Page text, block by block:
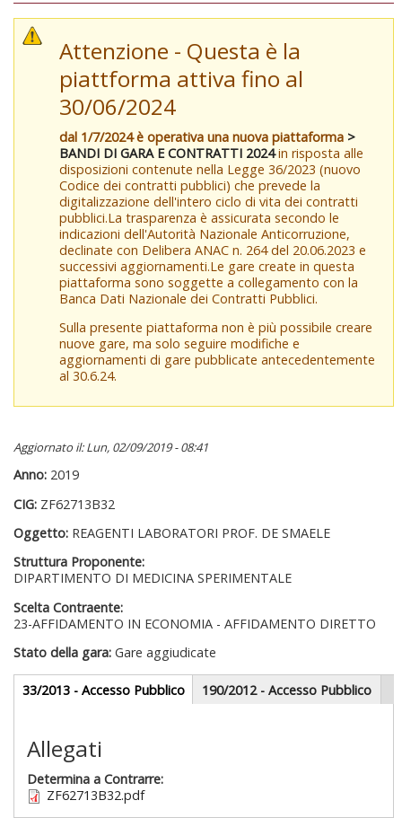
Attenzione - Questa è la
piattforma attiva fino al
30/06/2024
dal 1/7/2024 è operativa una nuova piattaforma >
BANDI DI GARA E CONTRATTI 2024in risposta alle
disposizioni contenute nella Legge 36/2023 (nuovo
Codice dei contratti pubblici) che prevede la
digitalizzazione dell'intero ciclo di vita dei contratti
pubblici.La trasparenza è assicurata secondo le
indicazioni dell'Autorità Nazionale Anticorruzione,
declinate con Delibera ANAC n. 264 del 20.06.2023 e
successivi aggiornamenti.Le gare create in questa
piattaforma sono soggette a collegamento con la
Banca Dati Nazionale dei Contratti Pubblici.
Sulla presente piattaforma non è più possibile creare
nuove gare, ma solo seguire modifiche e
aggiornamenti di gare pubblicate antecedentemente
al 30.6.24.
Aggiornato il: Lun, 02/09/2019 - 08:41
Anno: 2019
CIG: ZF62713B32
Oggetto: REAGENTI LABORATORI PROF. DE SMAELE
Struttura Proponente:
DIPARTIMENTO DI MEDICINA SPERIMENTALE
Scelta Contraente:
23-AFFIDAMENTO IN ECONOMIA - AFFIDAMENTO DIRETTO
Stato della gara: Gare aggiudicate
Gare appalti
33/2013 - Accesso Pubblico(scheda
attiva)
190/2012 - Accesso Pubblico
Sezione redazionale
Allegati
Determina a Contrarre:
ZF62713B32.pdf